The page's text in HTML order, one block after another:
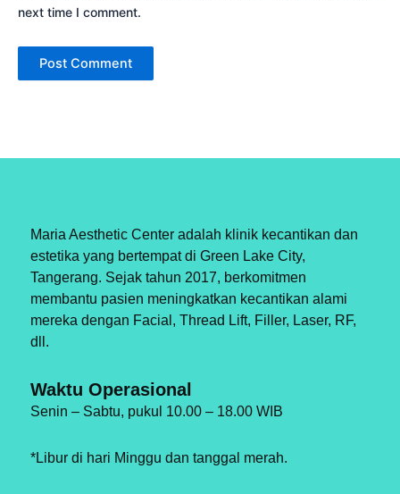
next time I comment.
Maria Aesthetic Center adalah klinik kecantikan dan
estetika yang bertempat di Green Lake City,
Tangerang. Sejak tahun 2017, berkomitmen
membantu pasien meningkatkan kecantikan alami
mereka dengan Facial, Thread Lift, Filler, Laser, RF,
dll.
Waktu Operasional
Senin – Sabtu, pukul 10.00 – 18.00 WIB
*Libur di hari Minggu dan tanggal merah.